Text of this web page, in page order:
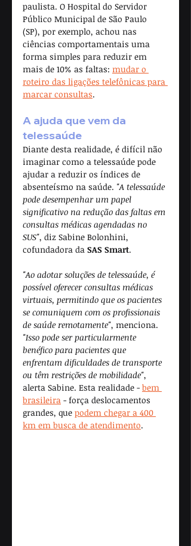
paulista. O Hospital do Servidor
Público Municipal de São Paulo
(SP), por exemplo, achou nas
ciências comportamentais uma
forma simples para reduzir em
mais de 10% as faltas: mudar o
roteiro das ligações telefônicas para
marcar consultas.
A ajuda que vem da
telessaúde
Diante desta realidade, é difícil não
imaginar como a telessaúde pode
ajudar a reduzir os índices de
absenteísmo na saúde. "A telessaúde
pode desempenhar um papel
significativo na redução das faltas em
consultas médicas agendadas no
SUS", diz Sabine Bolonhini,
cofundadora da SAS Smart.
"Ao adotar soluções de telessaúde, é
possível oferecer consultas médicas
virtuais, permitindo que os pacientes
se comuniquem com os profissionais
de saúde remotamente", menciona.
"Isso pode ser particularmente
benéfico para pacientes que
enfrentam dificuldades de transporte
ou têm restrições de mobilidade",
alerta Sabine. Esta realidade - bem
brasileira - força deslocamentos
grandes, que podem chegar a 400
km em busca de atendimento.